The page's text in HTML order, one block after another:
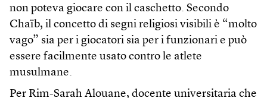
non poteva giocare con il caschetto. Secondo
Chaïb, il concetto di segni religiosi visibili è “molto
vago” sia per i giocatori sia per i funzionari e può
essere facilmente usato contro le atlete
musulmane.
Per Rim-Sarah Alouane, docente universitaria che